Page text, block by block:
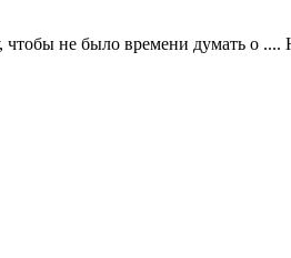
не было времени думать о ....